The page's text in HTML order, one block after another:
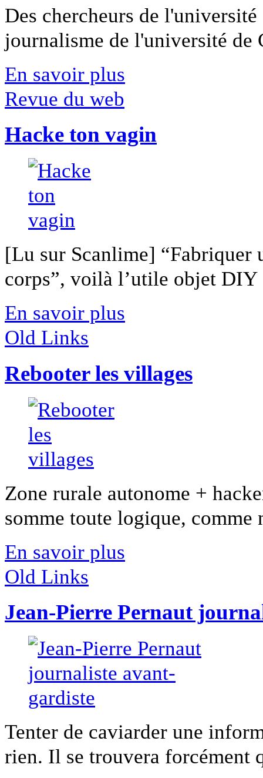
Des chercheurs de
journalisme de l'université
En savoir plus
Revue du web
Hacke ton vagin
[Lu sur Scanlime] “Fabriquer
corps”, voilà l’utile objet
En savoir plus
Old Links
Rebooter les villages
Zone rurale autonome +
somme toute logique,
En savoir plus
Old Links
Jean-Pierre Pernaut
Tenter de caviarder une
rien. Il se trouvera forcément